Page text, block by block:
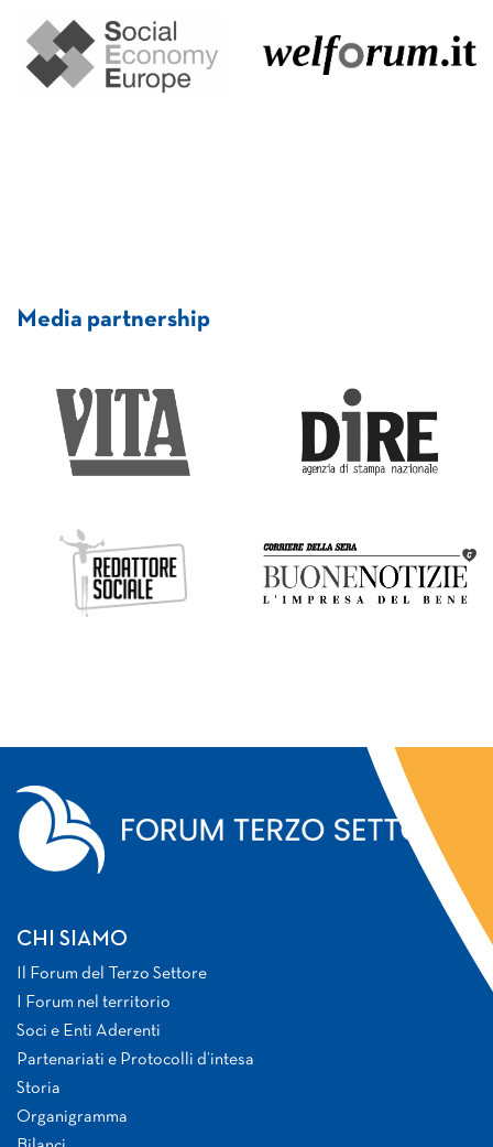
Media partnership
CHI SIAMO
Il Forum del Terzo Settore
I Forum nel territorio
Soci e Enti Aderenti
Partenariati e Protocolli d’intesa
Storia
Organigramma